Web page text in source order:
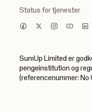
Status for tjenester
SumUp Limited er
pengeinstitution og
(referencenummer: No